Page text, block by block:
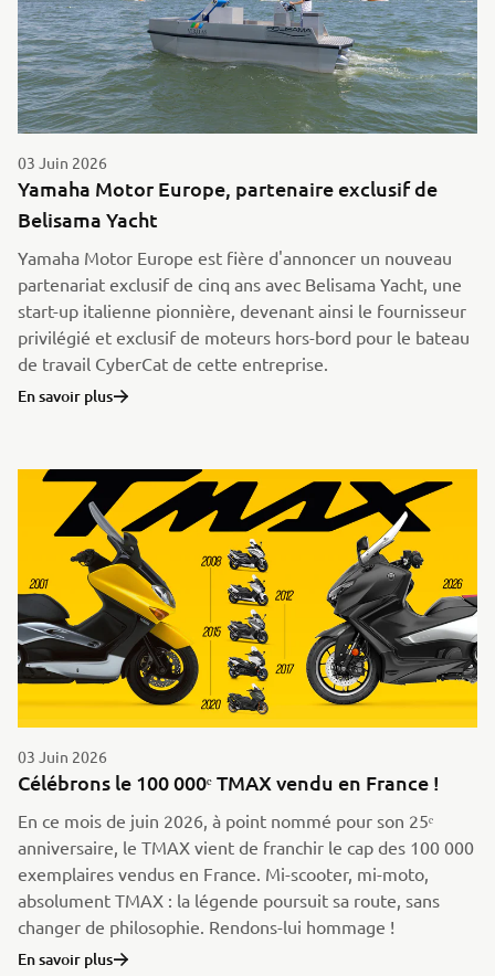
03 Juin 2026
Yamaha Motor Europe, partenaire exclusif de
Belisama Yacht
Yamaha Motor Europe est fière d'annoncer un nouveau
partenariat exclusif de cinq ans avec Belisama Yacht, une
start-up italienne pionnière, devenant ainsi le fournisseur
privilégié et exclusif de moteurs hors-bord pour le bateau
de travail CyberCat de cette entreprise.
En savoir plus
03 Juin 2026
Célébrons le 100 000ᵉ TMAX vendu en France !
En ce mois de juin 2026, à point nommé pour son 25ᵉ
anniversaire, le TMAX vient de franchir le cap des 100 000
exemplaires vendus en France. Mi-scooter, mi-moto,
absolument TMAX : la légende poursuit sa route, sans
changer de philosophie. Rendons-lui hommage !
En savoir plus